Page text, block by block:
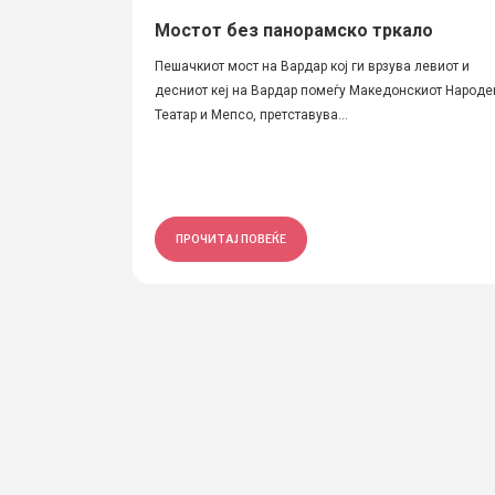
Мостот без панорамско тркало
Пешачкиот мост на Вардар кој ги врзува левиот и
десниот кеј на Вардар помеѓу Македонскиот
Театар и Мепсо, претставува...
ПРОЧИТАЈ ПОВЕЌЕ